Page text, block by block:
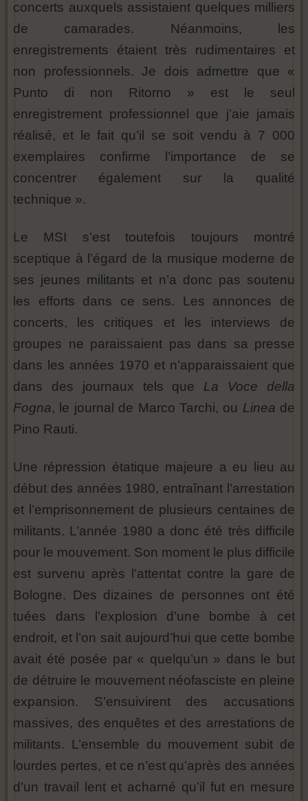
concerts auxquels assistaient quelques milliers
de camarades. Néanmoins, les
enregistrements étaient très rudimentaires et
non professionnels. Je dois admettre que «
Punto di non Ritorno » est le seul
enregistrement professionnel que j’aie jamais
réalisé, et le fait qu’il se soit vendu à 7 000
exemplaires confirme l’importance de se
concentrer également sur la qualité
technique ».
Le MSI s’est toutefois toujours montré
sceptique à l’égard de la musique moderne de
ses jeunes militants et n’a donc pas soutenu
les efforts dans ce sens. Les annonces de
concerts, les critiques et les interviews de
groupes ne paraissaient pas dans sa presse
dans les années 1970 et n’apparaissaient que
dans des journaux tels que La Voce della
Fogna, le journal de Marco Tarchi, ou Linea de
Pino Rauti.
Une répression étatique majeure a eu lieu au
début des années 1980, entraînant l’arrestation
et l’emprisonnement de plusieurs centaines de
militants. L’année 1980 a donc été très difficile
pour le mouvement. Son moment le plus difficile
est survenu après l’attentat contre la gare de
Bologne. Des dizaines de personnes ont été
tuées dans l’explosion d’une bombe à cet
endroit, et l’on sait aujourd’hui que cette bombe
avait été posée par « quelqu’un » dans le but
de détruire le mouvement néofasciste en pleine
expansion. S’ensuivirent des accusations
massives, des enquêtes et des arrestations de
militants. L’ensemble du mouvement subit de
lourdes pertes, et ce n’est qu’après des années
d’un travail lent et acharné qu’il fut en mesure